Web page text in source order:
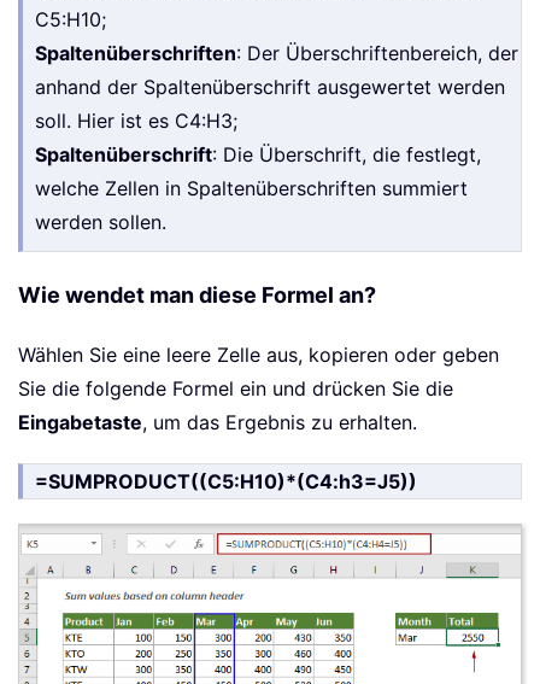
C5:H10;
Spaltenüberschriften: Der Überschriftenbereich, der
anhand der Spaltenüberschrift ausgewertet werden
soll. Hier ist es C4:H3;
Spaltenüberschrift: Die Überschrift, die festlegt,
welche Zellen in Spaltenüberschriften summiert
werden sollen.
Wie wendet man diese Formel an?
Wählen Sie eine leere Zelle aus, kopieren oder geben
Sie die folgende Formel ein und drücken Sie die
Eingabetaste, um das Ergebnis zu erhalten.
=SUMPRODUCT((C5:H10)*(C4:h3=J5))